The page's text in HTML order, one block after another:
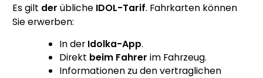
Es gilt der übliche IDOL-Tarif. Fahrkarten können
Sie erwerben:
In der Idolka-App.
Direkt beim Fahrer im Fahrzeug.
Informationen zu den vertraglichen